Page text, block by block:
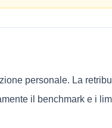
personale. La
il benchmark e i